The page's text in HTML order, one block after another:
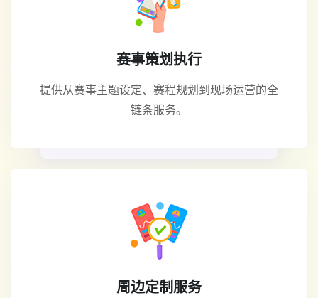
赛事策划执行
提供从赛事主题设定、赛程规划到现场运营的全
链条服务。
周边定制服务